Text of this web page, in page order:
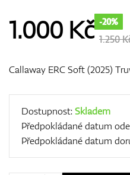
1.000 Kč -20%
1.250
Callaway ERC Soft (2025)
Dostupnost:Skladem
Předpokládané datum
Předpokládané datum